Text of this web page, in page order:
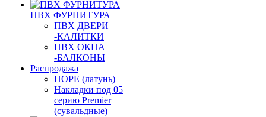
ПВХ ФУРНИТУРА
ПВХ ДВЕРИ
-КАЛИТКИ
ПВХ ОКНА
-БАЛКОНЫ
Распродажа
HOPE (латунь)
Накладки под 05
серию Premier
(сувальдные)